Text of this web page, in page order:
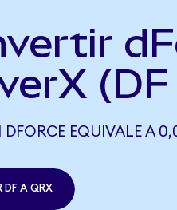
(DF
DFORCE EQUIVALE A
DF A QRX